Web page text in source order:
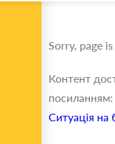
Sorry, page
Контент
посиланням:
Ситуація на